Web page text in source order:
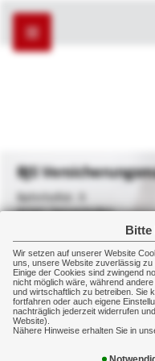
Bitte
Wir setzen auf unserer Website
uns, unsere Website zuverlässig zu
Einige der Cookies sind zwingend
nicht möglich wäre, während
und wirtschaftlich zu betreiben. Sie
fortfahren oder auch eigene
nachträglich jederzeit widerrufen
Website).
Nähere Hinweise erhalten Sie in
BJS
Bahnhofstr. 9
82041 Deisenhofen
+49 89 43577890
Kundenkreis